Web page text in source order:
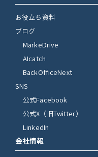
お役立ち資料
ブログ
MarkeDrive
AIcatch
BackOfficeNext
SNS
公式Facebook
公式X（旧Twitter）
LinkedIn
会社情報